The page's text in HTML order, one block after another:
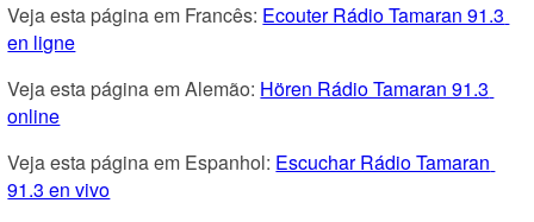
Veja esta página em Francês: Ecouter Rádio Tamaran 91.3
en ligne
Veja esta página em Alemão: Hören Rádio Tamaran 91.3
online
Veja esta página em Espanhol: Escuchar Rádio Tamaran
91.3 en vivo